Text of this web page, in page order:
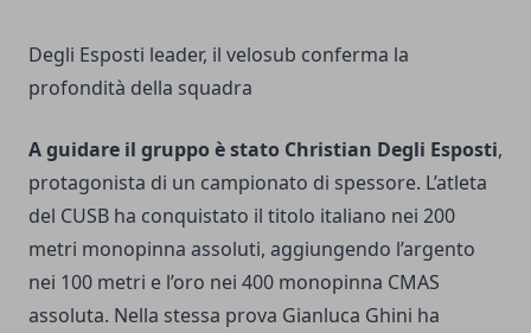
Degli Esposti leader, il velosub conferma la
profondità della squadra
A guidare il gruppo è stato Christian Degli Esposti,
protagonista di un campionato di spessore. L’atleta
del CUSB ha conquistato il titolo italiano nei 200
metri monopinna assoluti, aggiungendo l’argento
nei 100 metri e l’oro nei 400 monopinna CMAS
assoluta. Nella stessa prova Gianluca Ghini ha